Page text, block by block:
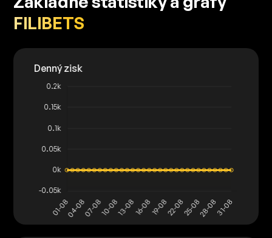
FILIBETS